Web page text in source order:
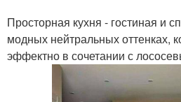
Просторная кухня - гостиная и
модных нейтральных оттенках,
эффектно в сочетании с